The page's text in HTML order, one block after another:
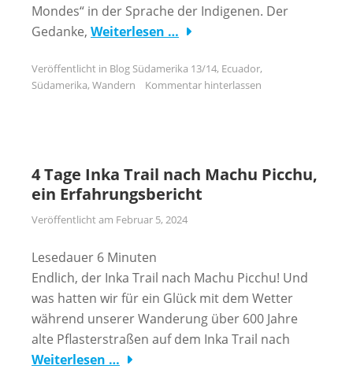
Mondes“ in der Sprache der Indigenen. Der
Gedanke, Weiterlesen …
Veröffentlicht in Blog Südamerika 13/14, Ecuador,
Südamerika, Wandern Kommentar hinterlassen
4 Tage Inka Trail nach Machu Picchu,
ein Erfahrungsbericht
Veröffentlicht am Februar 5, 2024
Lesedauer 6 Minuten
Endlich, der Inka Trail nach Machu Picchu! Und
was hatten wir für ein Glück mit dem Wetter
während unserer Wanderung über 600 Jahre
alte Pflasterstraßen auf dem Inka Trail nach
Weiterlesen …